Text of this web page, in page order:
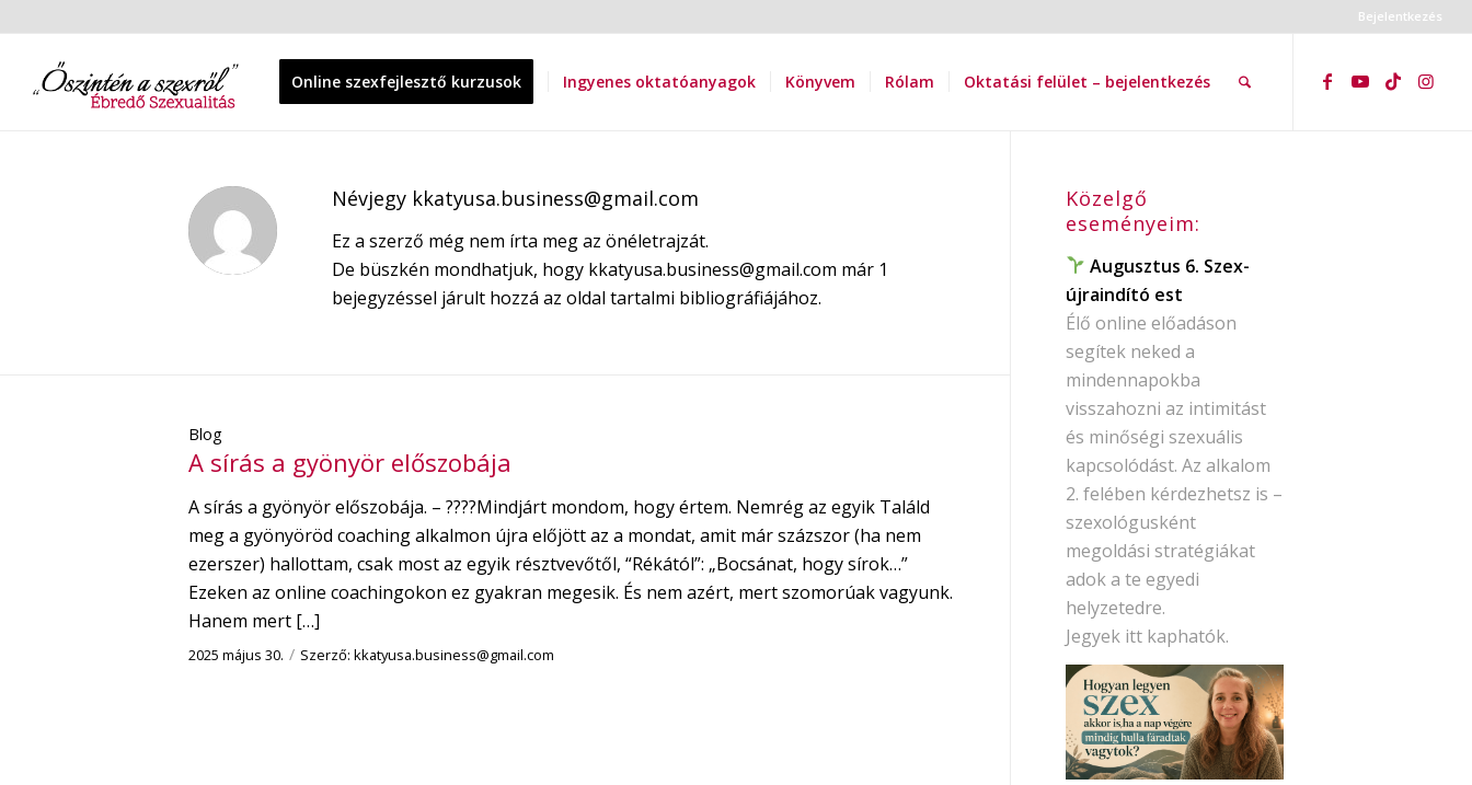
Bejelentkezés
Online szexfejlesztő kurzusok Ingyenes oktatóanyagok Könyvem Rólam Oktatási felület – bejelentkezés
Névjegy kkatyusa.business@gmail.com
Ez a szerző még nem írta meg az önéletrajzát.
De büszkén mondhatjuk, hogy kkatyusa.business@gmail.com már 1
bejegyzéssel járult hozzá az oldal tartalmi bibliográfiájához.
Blog
A sírás a gyönyör előszobája
A sírás a gyönyör előszobája. – ????Mindjárt mondom, hogy értem. Nemrég az egyik Találd
meg a gyönyöröd coaching alkalmon újra előjött az a mondat, amit már százszor (ha nem
ezerszer) hallottam, csak most az egyik résztvevőtől, “Rékától”: „Bocsánat, hogy sírok…”
Ezeken az online coachingokon ez gyakran megesik. És nem azért, mert szomorúak vagyunk.
Hanem mert […]
2025 május 30. / Szerző: kkatyusa.business@gmail.com
Közelgő
eseményeim:
Augusztus 6. Szex-
újraindító est
Élő online előadáson
segítek neked a
mindennapokba
visszahozni az intimitást
és minőségi szexuális
kapcsolódást. Az alkalom
2. felében kérdezhetsz is –
szexológusként
megoldási stratégiákat
adok a te egyedi
helyzetedre.
Jegyek itt kaphatók.